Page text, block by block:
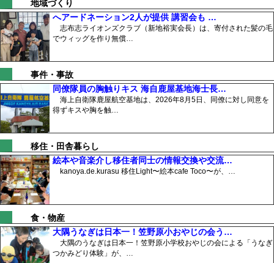
地域づくり
へアードネーション2人が提供 講習会も …
志布志ライオンズクラブ（新地裕実会長）は、寄付された髪の毛
でウィッグを作り無償…
事件・事故
同僚隊員の胸触りキス 海自鹿屋基地海士長…
海上自衛隊鹿屋航空基地は、2026年8月5日、同僚に対し同意を
得ずキスや胸を触…
移住・田舎暮らし
絵本や音楽介し移住者同士の情報交換や交流…
kanoya.de.kurasu 移住Light〜絵本cafe Toco〜が、…
食・物産
大隅うなぎは日本一！笠野原小おやじの会う…
大隅のうなぎは日本一！笠野原小学校おやじの会による「うなぎ
つかみどり体験」が、…